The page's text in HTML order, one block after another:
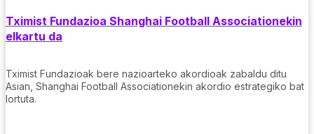
Tximist Fundazioa Shanghai Football Associationekin
elkartu da
Tximist Fundazioak bere nazioarteko akordioak zabaldu ditu
Asian, Shanghai Football Associationekin akordio estrategiko bat
lortuta.